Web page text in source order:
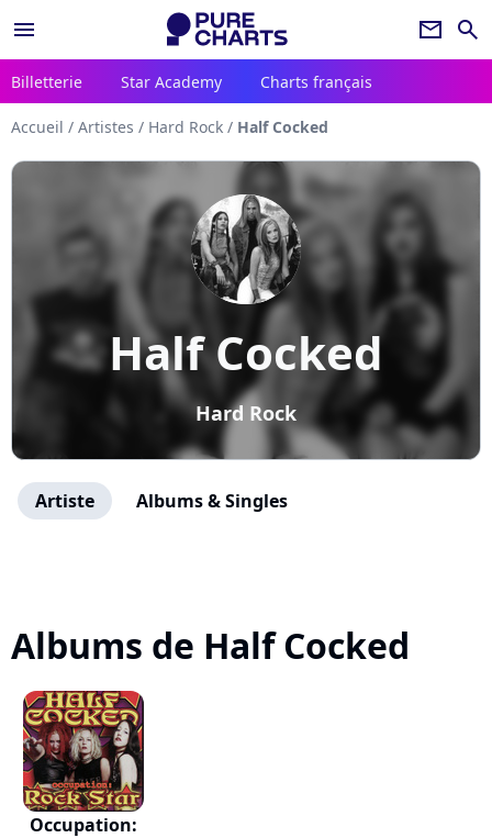
menu newsletter search
Billetterie Star Academy Charts français
Accueil / Artistes / Hard Rock / Half Cocked
Half Cocked
Hard Rock
Artiste Albums & Singles
Albums de Half Cocked
Occupation: